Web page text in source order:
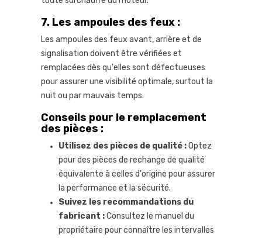
7. Les ampoules des feux :
Les ampoules des feux avant, arrière et de
signalisation doivent être vérifiées et
remplacées dès qu'elles sont défectueuses
pour assurer une visibilité optimale, surtout la
nuit ou par mauvais temps.
Conseils pour le remplacement
des pièces :
Utilisez des pièces de qualité :Optez
pour des pièces de rechange de qualité
équivalente à celles d'origine pour assurer
la performance et la sécurité.
Suivez les recommandations du
fabricant :Consultez le manuel du
propriétaire pour connaître les intervalles